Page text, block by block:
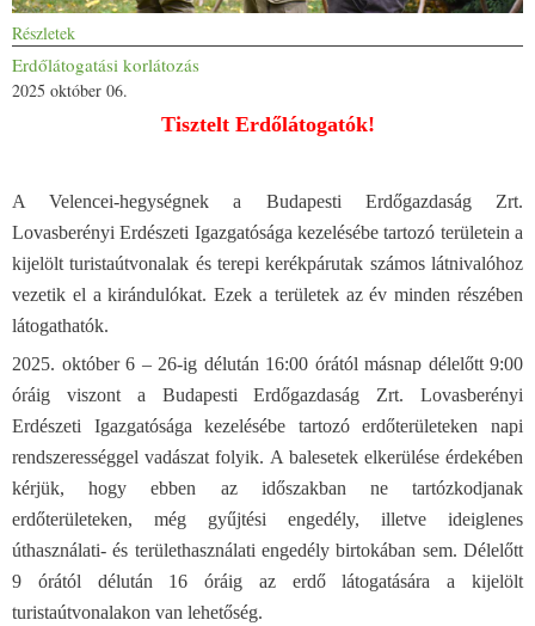
Részletek
Erdőlátogatási korlátozás
2025 október 06.
Tisztelt Erdőlátogatók!
A Velencei-hegységnek a Budapesti Erdőgazdaság Zrt.
Lovasberényi Erdészeti Igazgatósága kezelésébe tartozó területein a
kijelölt turistaútvonalak és terepi kerékpárutak számos látnivalóhoz
vezetik el a kirándulókat. Ezek a területek az év minden részében
látogathatók.
2025. október 6 – 26-ig délután 16:00 órától másnap délelőtt 9:00
óráig viszont a Budapesti Erdőgazdaság Zrt. Lovasberényi
Erdészeti Igazgatósága kezelésébe tartozó erdőterületeken napi
rendszerességgel vadászat folyik. A balesetek elkerülése érdekében
kérjük, hogy ebben az időszakban ne tartózkodjanak
erdőterületeken, még gyűjtési engedély, illetve ideiglenes
úthasználati- és területhasználati engedély birtokában sem. Délelőtt
9 órától délután 16 óráig az erdő látogatására a kijelölt
turistaútvonalakon van lehetőség.